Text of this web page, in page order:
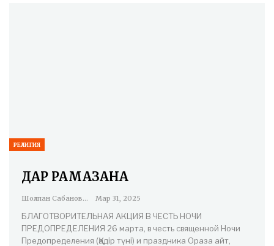
РЕЛИГИЯ
ДАР РАМАЗАНА
Шолпан Сабанова Мар 31, 2025
БЛАГОТВОРИТЕЛЬНАЯ АКЦИЯ В ЧЕСТЬ НОЧИ
ПРЕДОПРЕДЕЛЕНИЯ 26 марта, в честь священной Ночи
Предопределения (Қадір түні) и праздника Ораза айт,